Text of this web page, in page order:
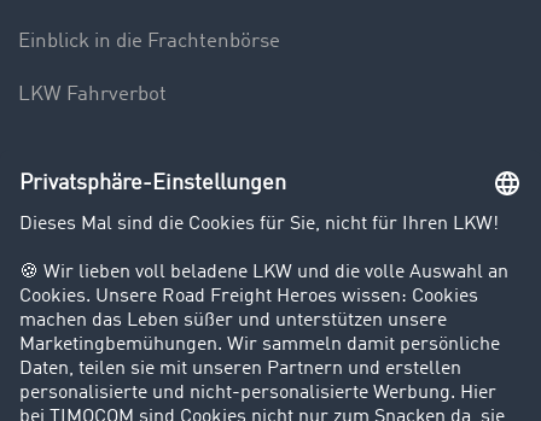
Einblick in die Frachtenbörse
LKW Fahrverbot
Unternehmen
Kunden werben Kunden
Success Stories
Karriere
Support